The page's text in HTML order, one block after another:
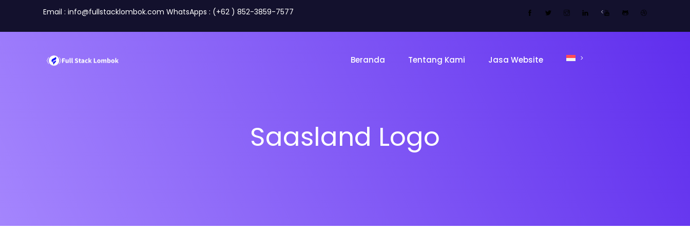
Email : info@fullstacklombok.com WhatsApps : (+62 ) 852-3859-7577 <
Beranda Tentang Kami
Mitra Kami
Jasa Website
Saasland Logo